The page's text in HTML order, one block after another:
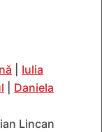
Iulia
Daniela
Lincan